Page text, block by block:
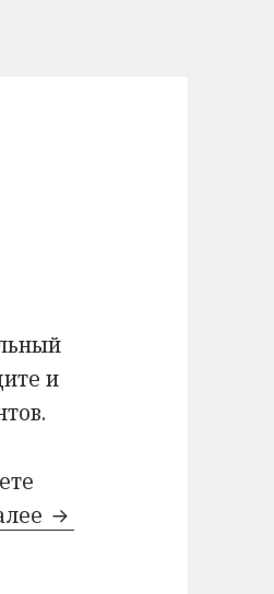
и
Самый быстрый